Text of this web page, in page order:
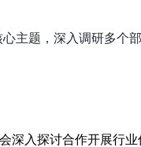
心主题，深入调研多个
深入探讨合作开展行业